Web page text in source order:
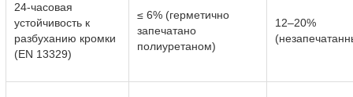
24-часовая
устойчивость к
разбуханию кромки
(EN 13329)
≤ 6% (герметично
запечатано
полиуретаном)
12–20%